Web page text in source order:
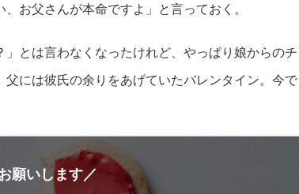
お父さんが本命ですよ」と言っておく。
とは言わなくなったけれど、やっぱり娘からのチ
には彼氏の余りをあげていたバレンタイン。今で
願いします／